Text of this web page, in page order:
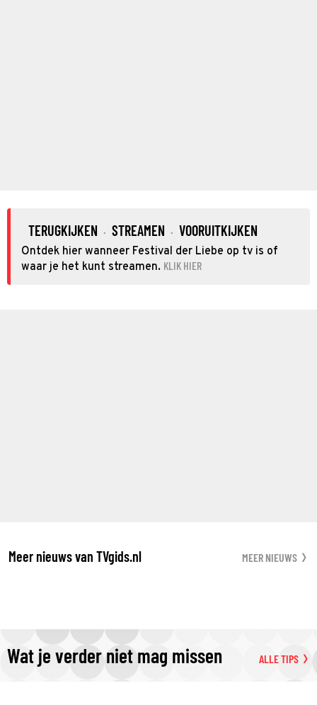
TERUGKIJKEN · STREAMEN · VOORUITKIJKEN
Ontdek hier wanneer Festival der Liebe op tv is of
waar je het kunt streamen. KLIK HIER
Meer nieuws van TVgids.nl MEER NIEUWS
Wat je verder niet mag missen ALLE TIPS